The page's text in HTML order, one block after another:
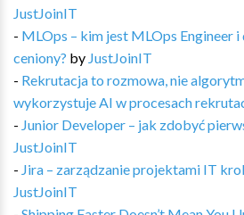
JustJoinIT
- MLOps – kim jest MLOps Engineer
ceniony? by JustJoinIT
- Rekrutacja to rozmowa, nie
wykorzystuje AI w procesach
- Junior Developer – jak zdobyć
JustJoinIT
- Jira – zarządzanie projektami IT
JustJoinIT